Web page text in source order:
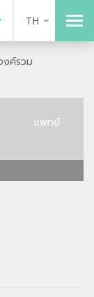
TH
ค์รวม
แพทย์